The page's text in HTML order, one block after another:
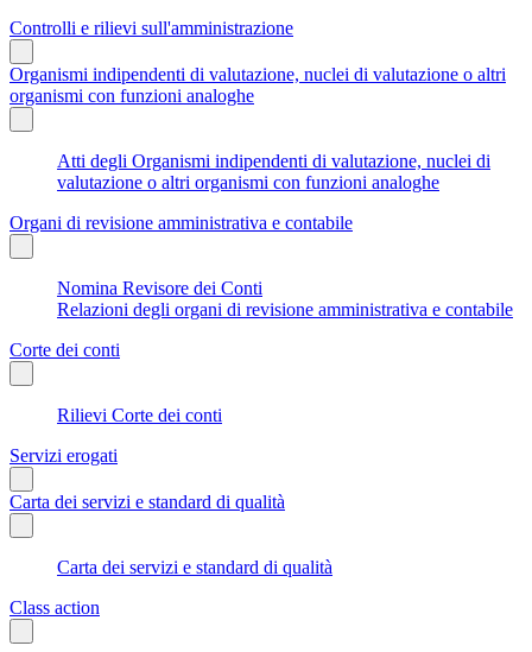
Controlli e rilievi sull'amministrazione
Organismi indipendenti di valutazione, nuclei di valutazione o altri
organismi con funzioni analoghe
Atti degli Organismi indipendenti di valutazione, nuclei di
valutazione o altri organismi con funzioni analoghe
Organi di revisione amministrativa e contabile
Nomina Revisore dei Conti
Relazioni degli organi di revisione amministrativa e contabile
Corte dei conti
Rilievi Corte dei conti
Servizi erogati
Carta dei servizi e standard di qualità
Carta dei servizi e standard di qualità
Class action